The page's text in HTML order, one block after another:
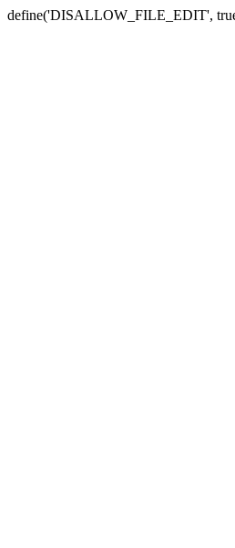
define('DISALLOW_FILE_EDIT',